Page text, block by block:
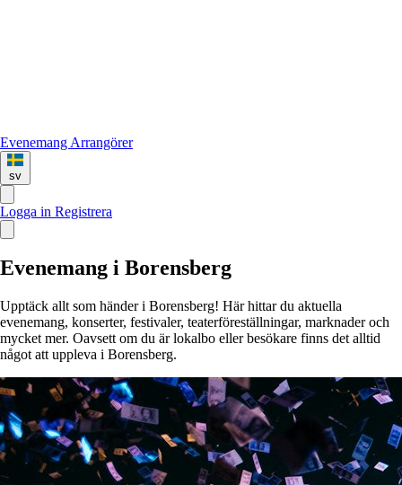
Evenemang Arrangörer
sv
Logga in Registrera
Evenemang i Borensberg
Upptäck allt som händer i Borensberg! Här hittar du aktuella
evenemang, konserter, festivaler, teaterföreställningar, marknader och
mycket mer. Oavsett om du är lokalbo eller besökare finns det alltid
något att uppleva i Borensberg.